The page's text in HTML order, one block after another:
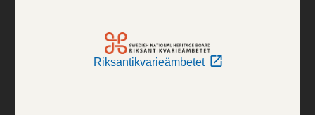
Riksantikvarieämbetet